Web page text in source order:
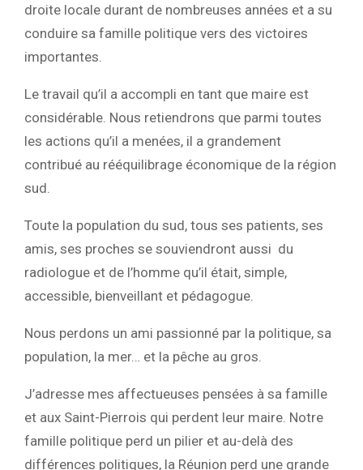
droite locale durant de nombreuses années et a su
conduire sa famille politique vers des victoires
importantes.
Le travail qu’il a accompli en tant que maire est
considérable. Nous retiendrons que parmi toutes
les actions qu’il a menées, il a grandement
contribué au rééquilibrage économique de la région
sud.
Toute la population du sud, tous ses patients, ses
amis, ses proches se souviendront aussi du
radiologue et de l’homme qu’il était, simple,
accessible, bienveillant et pédagogue.
Nous perdons un ami passionné par la politique, sa
population, la mer… et la pêche au gros.
J’adresse mes affectueuses pensées à sa famille
et aux Saint-Pierrois qui perdent leur maire. Notre
famille politique perd un pilier et au-delà des
différences politiques, la Réunion perd une grande